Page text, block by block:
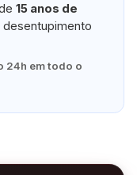
15 anos de
24h em todo o